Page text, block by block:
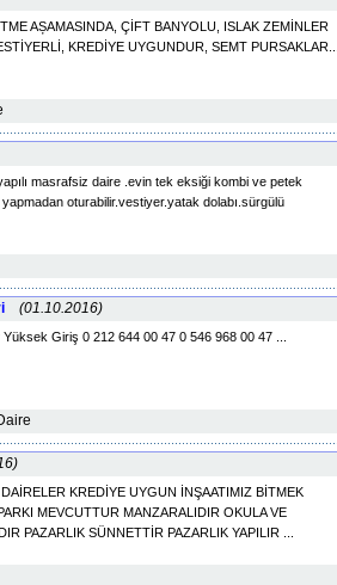
AȘAMASINDA, ÇİFT BANYOLU, ISLAK ZEMİNLER
KREDİYE UYGUNDUR, SEMT PURSAKLAR....
masrafsiz daire .evin tek eksiği kombi ve petek
oturabilir.vestiyer.yatak dolabı.sürgülü
(01.10.2016)
Yüksek Giriş 0 212 644 00 47 0 546 968 00 47 ...
KREDİYE UYGUN İNŞAATIMIZ BİTMEK
MEVCUTTUR MANZARALIDIR OKULA VE
PAZARLIK SÜNNETTİR PAZARLIK YAPILIR ...